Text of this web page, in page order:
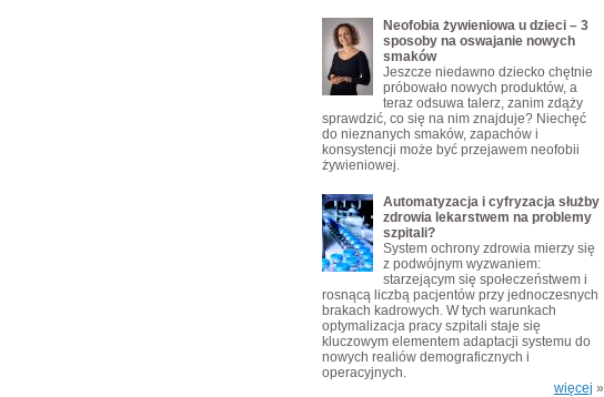
Neofobia żywieniowa u dzieci – 3
sposoby na oswajanie nowych
smaków
Jeszcze niedawno dziecko chętnie
próbowało nowych produktów, a
teraz odsuwa talerz, zanim zdąży
sprawdzić, co się na nim znajduje? Niechęć
do nieznanych smaków, zapachów i
konsystencji może być przejawem neofobii
żywieniowej.
Automatyzacja i cyfryzacja służby
zdrowia lekarstwem na problemy
szpitali?
System ochrony zdrowia mierzy się
z podwójnym wyzwaniem:
starzejącym się społeczeństwem i
rosnącą liczbą pacjentów przy jednoczesnych
brakach kadrowych. W tych warunkach
optymalizacja pracy szpitali staje się
kluczowym elementem adaptacji systemu do
nowych realiów demograficznych i
operacyjnych.
więcej »